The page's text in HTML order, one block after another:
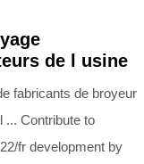
de l usine
fabricants de broyeur
... Contribute to
fr development by